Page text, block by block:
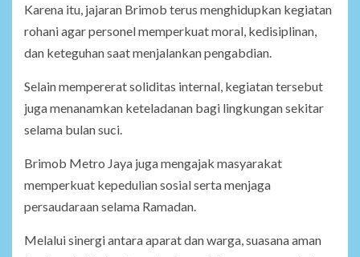
Karena itu, jajaran Brimob terus menghidupkan kegiatan
rohani agar personel memperkuat moral, kedisiplinan,
dan keteguhan saat menjalankan pengabdian.
Selain mempererat soliditas internal, kegiatan tersebut
juga menanamkan keteladanan bagi lingkungan sekitar
selama bulan suci.
Brimob Metro Jaya juga mengajak masyarakat
memperkuat kepedulian sosial serta menjaga
persaudaraan selama Ramadan.
Melalui sinergi antara aparat dan warga, suasana aman